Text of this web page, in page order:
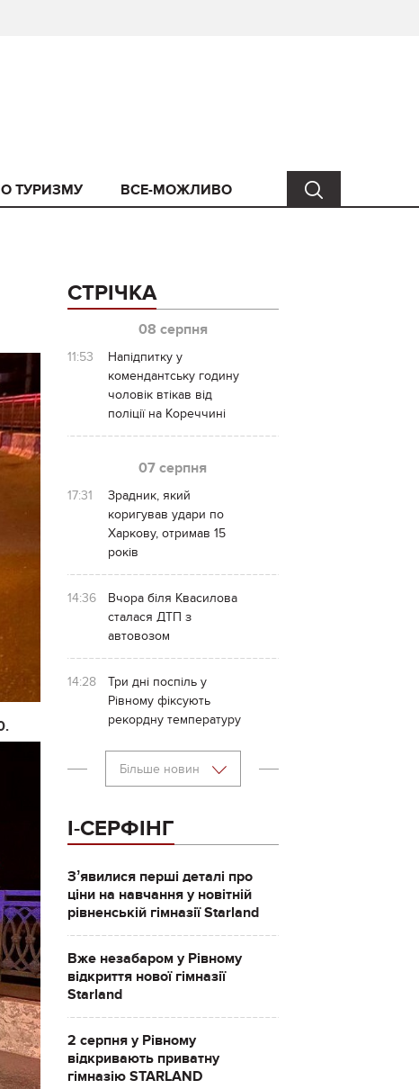
ТУРИЗМУ ВСЕ-МОЖЛИВО
СТРІЧКА
08 серпня
11:53
Напідпитку у
комендантську годину
чоловік втікав від
поліції на Кореччині
07 серпня
17:31
Зрадник, який
коригував удари по
Харкову, отримав 15
років
14:36
Вчора біля Квасилова
сталася ДТП з
автовозом
14:28
Три дні поспіль у
Рівному фіксують
рекордну температуру
Більше новин
І-СЕРФІНГ
Зʼявилися перші деталі про
ціни на навчання у новітній
рівненській гімназії Starland
Вже незабаром у Рівному
відкриття нової гімназії
Starland
2 серпня у Рівному
відкривають приватну
гімназію STARLAND